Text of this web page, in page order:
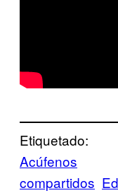
Etiquetado:
Acúfenos
compartidos